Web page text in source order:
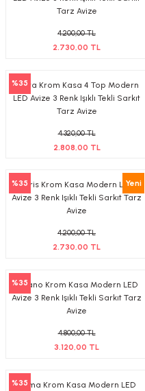
Tarz Avize
4.200,00 TL
2.730,00 TL
%35
Malta Krom Kasa 4 Top Modern
LED Avize 3 Renk Işıklı Tekli Sarkıt
Tarz Avize
4.320,00 TL
2.808,00 TL
%35 Yeni
Paris Krom Kasa Modern LED
Avize 3 Renk Işıklı Tekli Sarkıt Tarz
Avize
4.200,00 TL
2.730,00 TL
%35
Milano Krom Kasa Modern LED
Avize 3 Renk Işıklı Tekli Sarkıt Tarz
Avize
4.800,00 TL
3.120,00 TL
%35
Roma Krom Kasa Modern LED